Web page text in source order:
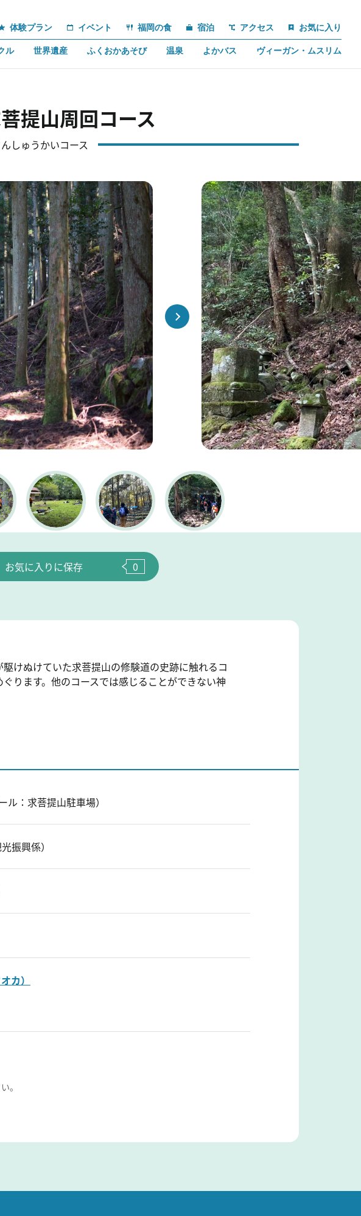
体験プラン イベント 福岡の食 宿泊 アクセス お気に入り
ル 世界遺産 ふくおかあそび 温泉 よかバス ヴィーガン・ムスリム
提山周回コース
しゅうかいコース
お気に入りに保存 0
けぬけていた求菩提山の修験道の史跡に触れるコ
ります。他のコースでは感じることができない神
：求菩提山駐車場）
振興係）
カ）
。